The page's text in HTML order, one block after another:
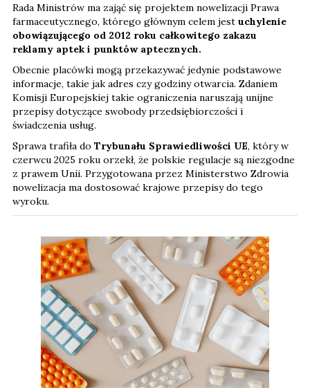
Rada Ministrów ma zająć się projektem nowelizacji Prawa
farmaceutycznego, którego głównym celem jest uchylenie
obowiązującego od 2012 roku całkowitego zakazu
reklamy aptek i punktów aptecznych.
Obecnie placówki mogą przekazywać jedynie podstawowe
informacje, takie jak adres czy godziny otwarcia. Zdaniem
Komisji Europejskiej takie ograniczenia naruszają unijne
przepisy dotyczące swobody przedsiębiorczości i
świadczenia usług.
Sprawa trafiła do Trybunału Sprawiedliwości UE, który w
czerwcu 2025 roku orzekł, że polskie regulacje są niezgodne
z prawem Unii. Przygotowana przez Ministerstwo Zdrowia
nowelizacja ma dostosować krajowe przepisy do tego
wyroku.